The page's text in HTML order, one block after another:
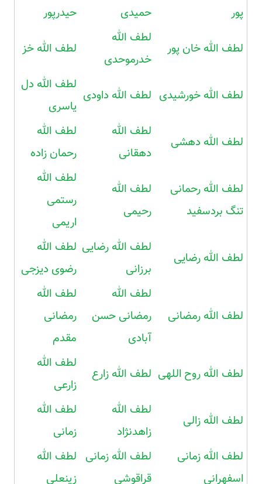
پور
حمیدی
حیدرپور
لطف الله خان پور
لطف الله
خدرموحدی
لطف الله خز
لطف الله خورشیدی لطف الله داودی
لطف الله دل
یاسری
لطف الله دهشی
لطف الله
دهقانی
لطف الله
رحمان زاده
لطف الله رحمانی
تنگ بردسفید
لطف الله
رحیمی
لطف الله
رستمی
اریمی
لطف الله رضایی
لطف الله رضایی
برزانی
لطف الله
رضوی دیزجی
لطف الله رمضانی
لطف الله
رمضانی حسن
آبادی
لطف الله
رمضانی
مقدم
لطف الله روح اللهی لطف الله زارع
لطف الله
زارعی
لطف الله زالی
لطف الله
زاهدنژاد
لطف الله
زمانی
لطف الله زمانی
اسفهرانی
لطف الله زمانی
قراقوشی
لطف الله
زینعلی